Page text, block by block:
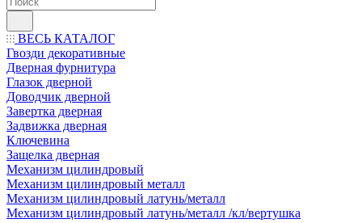
ВЕСЬ КАТАЛОГ
Гвозди декоративные
Дверная фурнитура
Глазок дверной
Доводчик дверной
Завертка дверная
Задвижка дверная
Ключевина
Защелка дверная
Механизм цилиндровый
Механизм цилиндровый металл
Механизм цилиндровый латунь/металл
Механизм цилиндровый латунь/металл /кл/вертушка